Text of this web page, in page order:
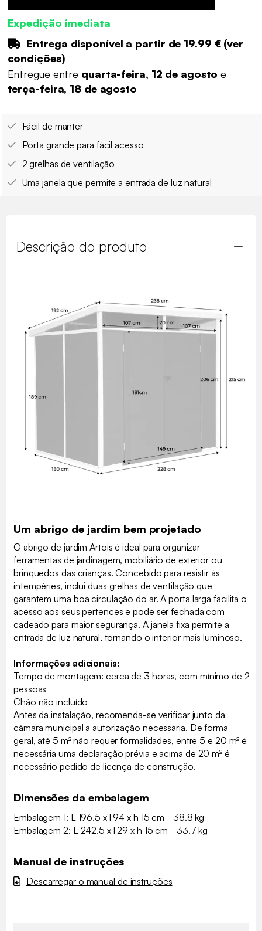
Expedição imediata
Entrega disponível a partir de 19.99 €(ver
condições)
Entregue entre quarta-feira, 12 de agostoe
terça-feira, 18 de agosto
Fácil de manter
Porta grande para fácil acesso
2 grelhas de ventilação
Uma janela que permite a entrada de luz natural
Descrição do produto
Um abrigo de jardim bem projetado
O abrigo de jardim Artois é ideal para organizar
ferramentas de jardinagem, mobiliário de exterior ou
brinquedos das crianças. Concebido para resistir às
intempéries, inclui duas grelhas de ventilação que
garantem uma boa circulação do ar. A porta larga facilita o
acesso aos seus pertences e pode ser fechada com
cadeado para maior segurança. A janela fixa permite a
entrada de luz natural, tornando o interior mais luminoso.
Informações adicionais:
Tempo de montagem: cerca de 3 horas, com mínimo de 2
pessoas
Chão não incluído
Antes da instalação, recomenda-se verificar junto da
câmara municipal a autorização necessária. De forma
geral, até 5 m² não requer formalidades, entre 5 e 20 m² é
necessária uma declaração prévia e acima de 20 m² é
necessário pedido de licença de construção.
Dimensões da embalagem
Embalagem 1: L 196.5 x l 94 x h 15 cm - 38.8 kg
Embalagem 2: L 242.5 x l 29 x h 15 cm - 33.7 kg
Manual de instruções
Descarregar o manual de instruções